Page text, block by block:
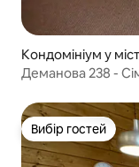
Кондомініум у
Деманова 238 -
Вибір гостей
Вибір гостей